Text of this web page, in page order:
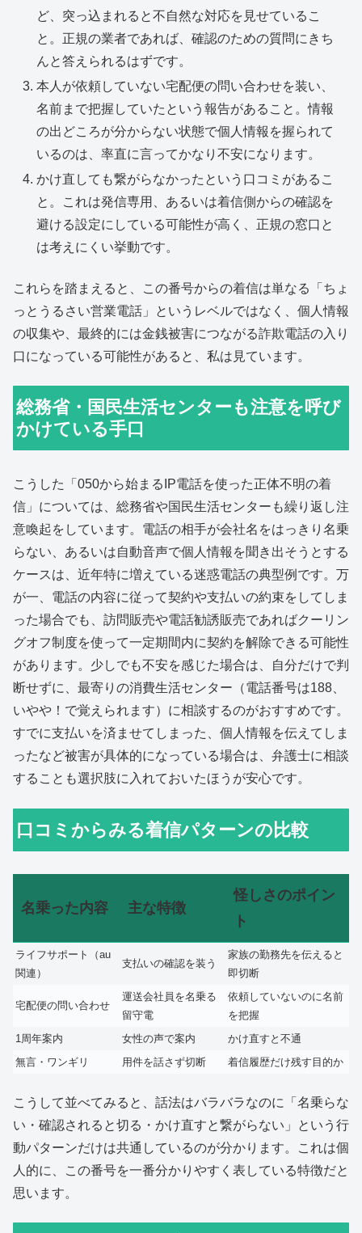
ど、突っ込まれると不自然な対応を見せているこ
と。正規の業者であれば、確認のための質問にきち
んと答えられるはずです。
本人が依頼していない宅配便の問い合わせを装い、
名前まで把握していたという報告があること。情報
の出どころが分からない状態で個人情報を握られて
いるのは、率直に言ってかなり不安になります。
かけ直しても繋がらなかったという口コミがあるこ
と。これは発信専用、あるいは着信側からの確認を
避ける設定にしている可能性が高く、正規の窓口と
は考えにくい挙動です。
これらを踏まえると、この番号からの着信は単なる「ちょ
っとうるさい営業電話」というレベルではなく、個人情報
の収集や、最終的には金銭被害につながる詐欺電話の入り
口になっている可能性があると、私は見ています。
総務省・国民生活センターも注意を呼び
かけている手口
こうした「050から始まるIP電話を使った正体不明の着
信」については、総務省や国民生活センターも繰り返し注
意喚起をしています。電話の相手が会社名をはっきり名乗
らない、あるいは自動音声で個人情報を聞き出そうとする
ケースは、近年特に増えている迷惑電話の典型例です。万
が一、電話の内容に従って契約や支払いの約束をしてしま
った場合でも、訪問販売や電話勧誘販売であればクーリン
グオフ制度を使って一定期間内に契約を解除できる可能性
があります。少しでも不安を感じた場合は、自分だけで判
断せずに、最寄りの消費生活センター（電話番号は188、
いやや！で覚えられます）に相談するのがおすすめです。
すでに支払いを済ませてしまった、個人情報を伝えてしま
ったなど被害が具体的になっている場合は、弁護士に相談
することも選択肢に入れておいたほうが安心です。
口コミからみる着信パターンの比較
名乗った内容 主な特徴
怪しさのポイン
ト
ライフサポート（au
関連）
支払いの確認を装う
家族の勤務先を伝えると
即切断
宅配便の問い合わせ
運送会社員を名乗る
留守電
依頼していないのに名前
を把握
1周年案内
女性の声で案内
かけ直すと不通
無言・ワンギリ
用件を話さず切断 着信履歴だけ残す目的か
こうして並べてみると、話法はバラバラなのに「名乗らな
い・確認されると切る・かけ直すと繋がらない」という行
動パターンだけは共通しているのが分かります。これは個
人的に、この番号を一番分かりやすく表している特徴だと
思います。